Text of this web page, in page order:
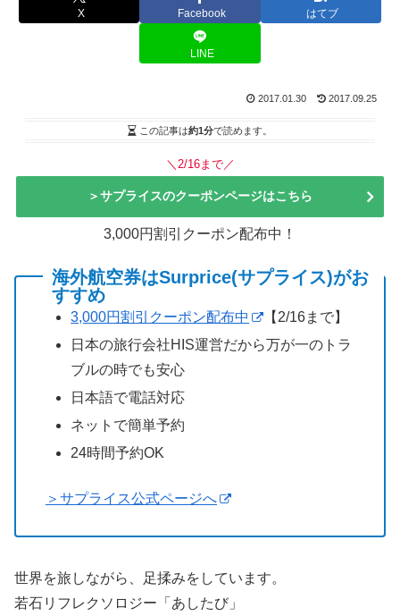
X Facebook はてブ
LINE
2017.01.30 2017.09.25
この記事は約1分で読めます。
＼2/16まで／
＞サプライスのクーポンページはこちら
3,000円割引クーポン配布中！
海外航空券はSurprice(サプライス)がお
すすめ
3,000円割引クーポン配布中
【2/16まで】
日本の旅行会社HIS運営だから万が一のトラ
ブルの時でも安心
日本語で電話対応
ネットで簡単予約
24時間予約OK
＞サプライス公式ページへ
世界を旅しながら、足揉みをしています。
若石リフレクソロジー「あしたび」